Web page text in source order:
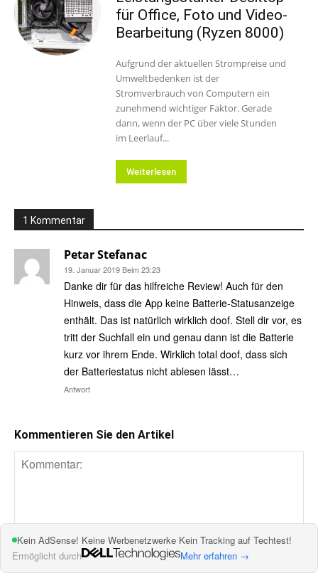
für Office, Foto und Video-
Bearbeitung (Ryzen 8000)
Aufgrund der aktuellen Strompreise und
Umweltbedenken ist der
Stromverbrauch von Computern ein
zunehmend wichtiger Faktor. Gerade
dann, wenn der PC über viele Stunden
im Leerlauf...
Weiterlesen
1 Kommentar
Petar Stefanac
19. Januar 2019 Beim 23:23
Danke dir für das hilfreiche Review! Auch für den
Hinweis, dass die App keine Batterie-Statusanzeige
enthält. Das ist natürlich wirklich doof. Stell dir vor, es
tritt der Suchfall ein und genau dann ist die Batterie
kurz vor ihrem Ende. Wirklich total doof, dass sich
der Batteriestatus nicht ablesen lässt…
Antwort
Kommentieren Sie den Artikel
Kein AdSense! Keine Werbenetzwerke Kein Tracking auf Techtest!
Ermöglicht durch
Mehr erfahren →